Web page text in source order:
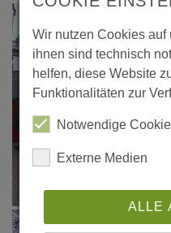
Wir nutzen Cookies
ihnen sind technisch
helfen, diese Website
Funktionalitäten zur
Notwendige
Externe Medien
ALLE